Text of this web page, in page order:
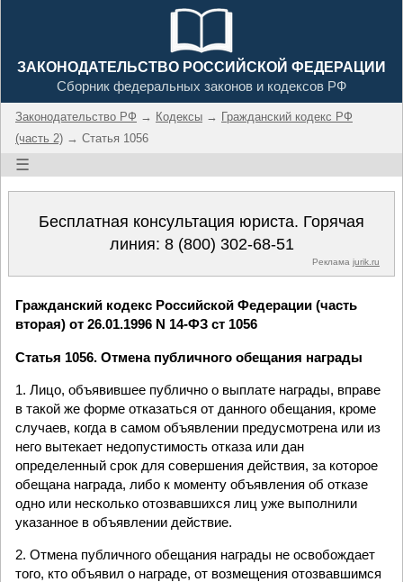
ЗАКОНОДАТЕЛЬСТВО РОССИЙСКОЙ ФЕДЕРАЦИИ
Сборник федеральных законов и кодексов РФ
Законодательство РФ → Кодексы → Гражданский кодекс РФ
(часть 2) → Статья 1056
☰
Бесплатная консультация юриста. Горячая
линия: 8 (800) 302-68-51
Реклама jurik.ru
Гражданский кодекс Российской Федерации (часть
вторая) от 26.01.1996 N 14-ФЗ ст 1056
Статья 1056. Отмена публичного обещания награды
1. Лицо, объявившее публично о выплате награды, вправе
в такой же форме отказаться от данного обещания, кроме
случаев, когда в самом объявлении предусмотрена или из
него вытекает недопустимость отказа или дан
определенный срок для совершения действия, за которое
обещана награда, либо к моменту объявления об отказе
одно или несколько отозвавшихся лиц уже выполнили
указанное в объявлении действие.
2. Отмена публичного обещания награды не освобождает
того, кто объявил о награде, от возмещения отозвавшимся